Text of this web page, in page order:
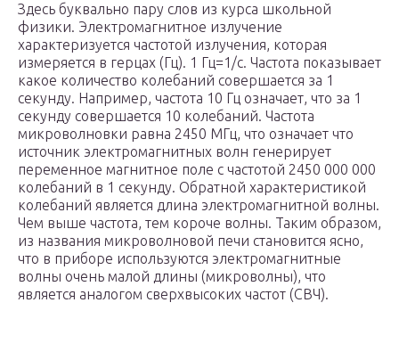
Здесь буквально пару слов из курса школьной
физики. Электромагнитное излучение
характеризуется частотой излучения, которая
измеряется в герцах (Гц). 1 Гц=1/с. Частота показывает
какое количество колебаний совершается за 1
секунду. Например, частота 10 Гц означает, что за 1
секунду совершается 10 колебаний. Частота
микроволновки равна 2450 МГц, что означает что
источник электромагнитных волн генерирует
переменное магнитное поле с частотой 2450 000 000
колебаний в 1 секунду. Обратной характеристикой
колебаний является длина электромагнитной волны.
Чем выше частота, тем короче волны. Таким образом,
из названия микроволновой печи становится ясно,
что в приборе используются электромагнитные
волны очень малой длины (микроволны), что
является аналогом сверхвысоких частот (СВЧ).